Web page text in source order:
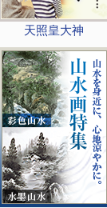
天照皇大神